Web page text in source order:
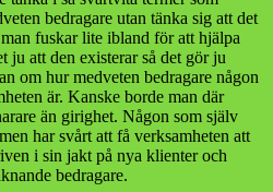
bedragare utan tänka sig att det
fuskar lite ibland för att hjälpa
ju att den existerar så det gör ju
om hur medveten bedragare någon
är. Kanske borde man där
än girighet. Någon som själv
har svårt att få verksamheten att
i sin jakt på nya klienter och
bedragare.